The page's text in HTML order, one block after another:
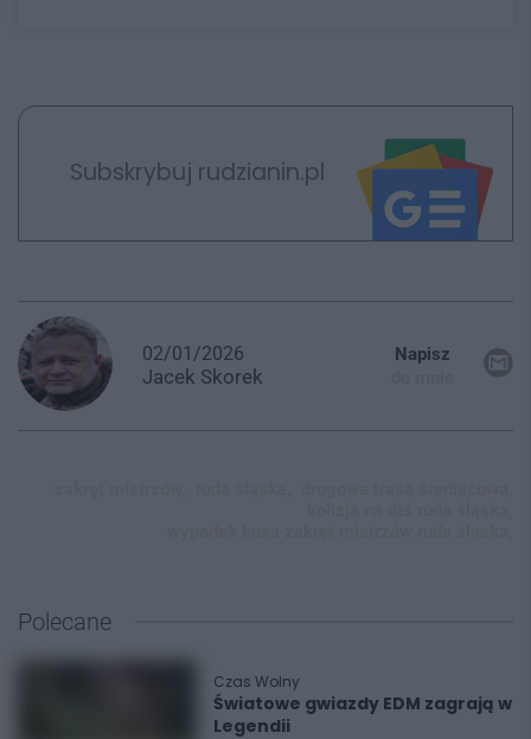
Subskrybuj rudzianin.pl
02/01/2026
Jacek Skorek
Napisz
Polecane
Czas Wolny
Światowe gwiazdy EDM zagrają w
Legendii